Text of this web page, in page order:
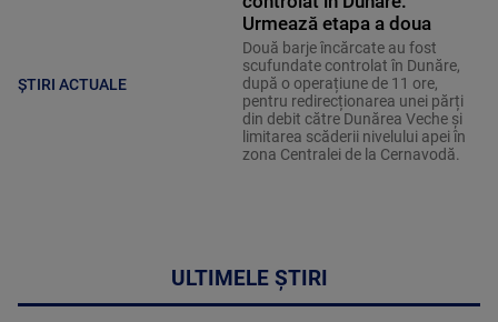
ȘTIRI ACTUALE
Urmează etapa a doua
Două barje încărcate au fost
scufundate controlat în Dunăre,
după o operațiune de 11 ore,
pentru redirecționarea unei părți
din debit către Dunărea Veche și
limitarea scăderii nivelului apei în
zona Centralei de la Cernavodă.
ULTIMELE ȘTIRI